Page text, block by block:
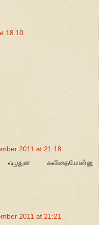
18:10
2011 at 21:18
கவிதையோன்னு
2011 at 21:21